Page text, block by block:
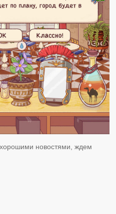
новостями, ждем